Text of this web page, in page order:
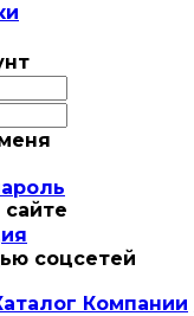
соцсетей
Компании